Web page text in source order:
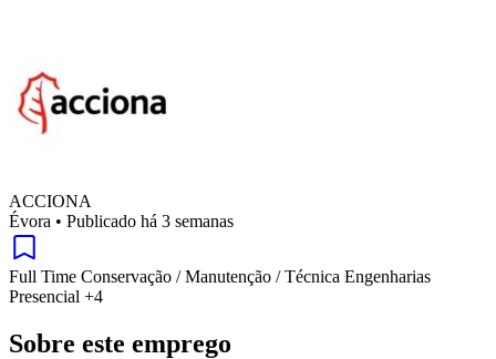
ACCIONA
Évora • Publicado há 3 semanas
Full Time Conservação / Manutenção / Técnica Engenharias
Presencial +4
Sobre este emprego